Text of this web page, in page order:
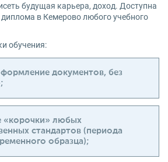
будущая карьера, доход. Доступна
в Кемерово любого учебного
обучения:
документов, без
«корочки» любых
стандартов (периода
образца);